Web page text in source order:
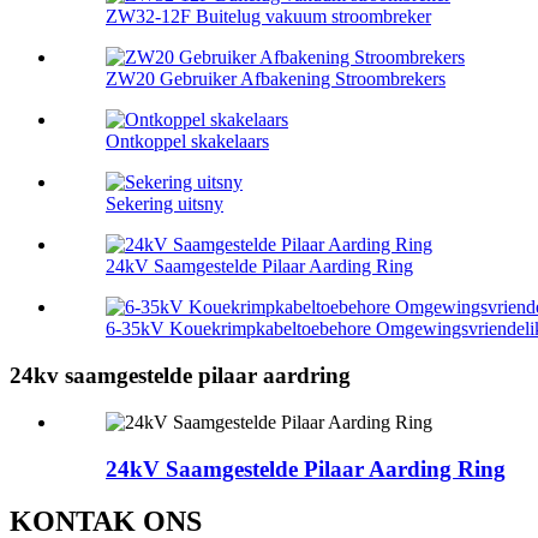
ZW32-12F Buitelug vakuum stroombreker
ZW20 Gebruiker Afbakening Stroombrekers
Ontkoppel skakelaars
Sekering uitsny
24kV Saamgestelde Pilaar Aarding Ring
6-35kV Kouekrimpkabeltoebehore
24kv saamgestelde pilaar aardring
24kV Saamgestelde Pilaar Aarding Ring
KONTAK ONS